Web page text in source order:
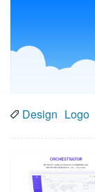
Design Logo